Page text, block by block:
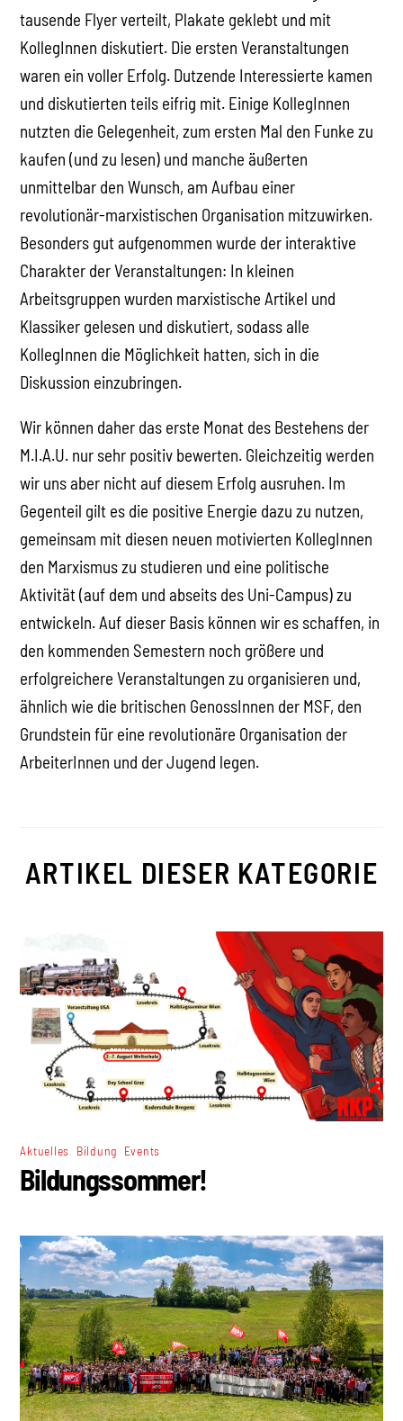
tausende Flyer verteilt, Plakate geklebt und mit
KollegInnen diskutiert. Die ersten Veranstaltungen
waren ein voller Erfolg. Dutzende Interessierte kamen
und diskutierten teils eifrig mit. Einige KollegInnen
nutzten die Gelegenheit, zum ersten Mal den Funke zu
kaufen (und zu lesen) und manche äußerten
unmittelbar den Wunsch, am Aufbau einer
revolutionär-marxistischen Organisation mitzuwirken.
Besonders gut aufgenommen wurde der interaktive
Charakter der Veranstaltungen: In kleinen
Arbeitsgruppen wurden marxistische Artikel und
Klassiker gelesen und diskutiert, sodass alle
KollegInnen die Möglichkeit hatten, sich in die
Diskussion einzubringen.
Wir können daher das erste Monat des Bestehens der
M.I.A.U. nur sehr positiv bewerten. Gleichzeitig werden
wir uns aber nicht auf diesem Erfolg ausruhen. Im
Gegenteil gilt es die positive Energie dazu zu nutzen,
gemeinsam mit diesen neuen motivierten KollegInnen
den Marxismus zu studieren und eine politische
Aktivität (auf dem und abseits des Uni-Campus) zu
entwickeln. Auf dieser Basis können wir es schaffen, in
den kommenden Semestern noch größere und
erfolgreichere Veranstaltungen zu organisieren und,
ähnlich wie die britischen GenossInnen der MSF, den
Grundstein für eine revolutionäre Organisation der
ArbeiterInnen und der Jugend legen.
ARTIKEL DIESER KATEGORIE
Aktuelles Bildung Events
Bildungssommer!